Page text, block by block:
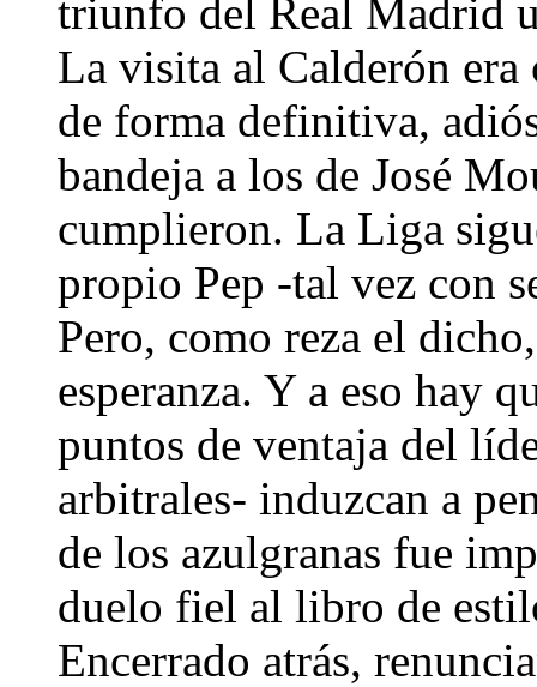
triunfo del Real Madrid
La visita al Calderón
de forma definitiva,
bandeja a los de José
cumplieron. La Liga
propio Pep -tal vez con
Pero, como reza el
esperanza. Y a eso hay
puntos de ventaja del
arbitrales- induzcan a
de los azulgranas fue
duelo fiel al libro de
Encerrado atrás,